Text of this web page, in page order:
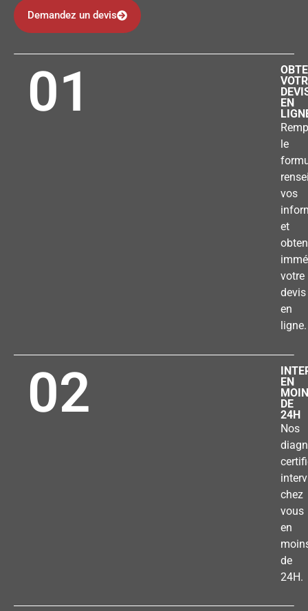
Demandez un devis
01
EN
le
vos
et
votre
devis
en
ligne.
02
EN
DE
24H
Nos
chez
vous
en
de
24H.